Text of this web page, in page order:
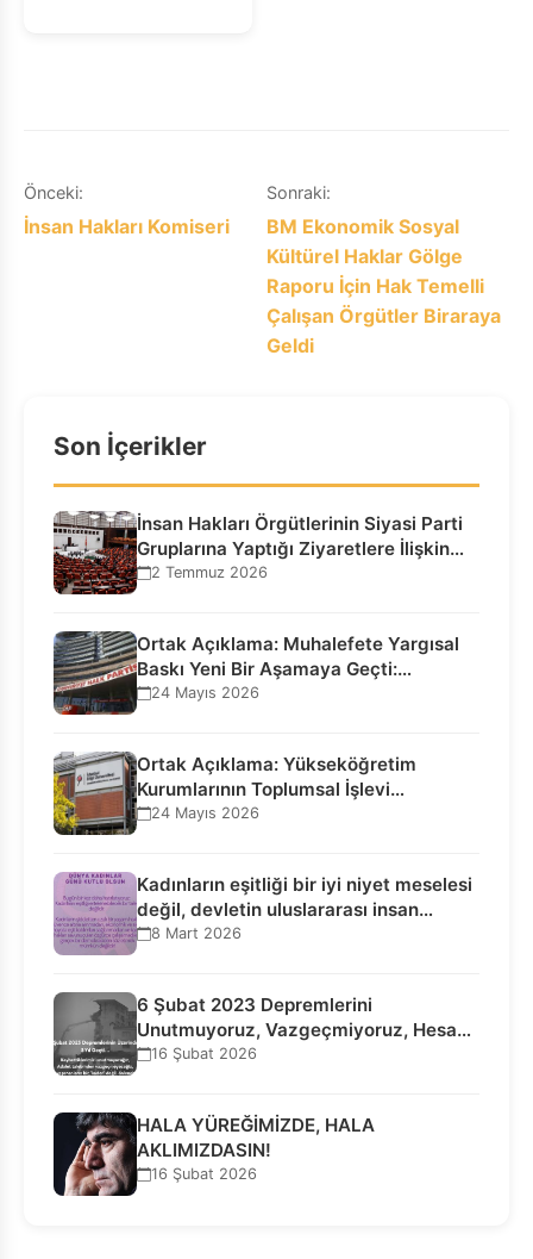
Yazı
gezinmesi
Önceki:
İnsan Hakları Komiseri
Sonraki:
BM Ekonomik Sosyal
Kültürel Haklar Gölge
Raporu İçin Hak Temelli
Çalışan Örgütler Biraraya
Geldi
Son İçerikler
İnsan Hakları Örgütlerinin Siyasi Parti
Gruplarına Yaptığı Ziyaretlere İlişkin
Bilgilendirme…
2 Temmuz 2026
Ortak Açıklama: Muhalefete Yargısal
Baskı Yeni Bir Aşamaya Geçti:
Seçilmiş…
24 Mayıs 2026
Ortak Açıklama: Yükseköğretim
Kurumlarının Toplumsal İşlevi
Kurucularının Ticari Akıbetine
24 Mayıs 2026
Kadınların eşitliği bir iyi niyet meselesi
değil, devletin uluslararası insan…
8 Mart 2026
6 Şubat 2023 Depremlerini
Unutmuyoruz, Vazgeçmiyoruz, Hesap
Sorulmasını İstiyoruz!
16 Şubat 2026
HALA YÜREĞİMİZDE, HALA
AKLIMIZDASIN!
16 Şubat 2026